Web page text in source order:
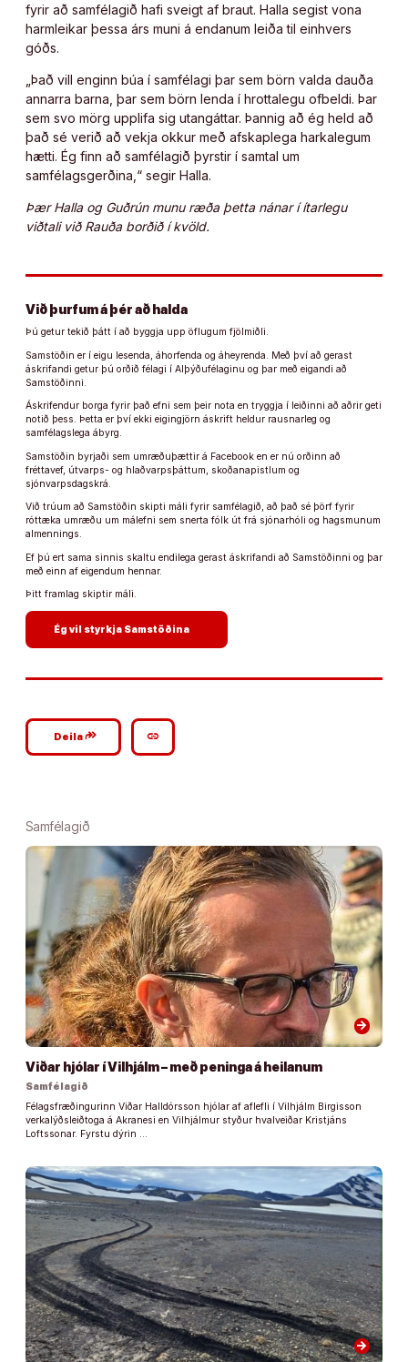
fyrir að samfélagið hafi sveigt af braut. Halla segist vona
harmleikar þessa árs muni á endanum leiða til einhvers
góðs.
„Það vill enginn búa í samfélagi þar sem börn valda dauða
annarra barna, þar sem börn lenda í hrottalegu ofbeldi. Þar
sem svo mörg upplifa sig utangáttar. Þannig að ég held að
það sé verið að vekja okkur með afskaplega harkalegum
hætti. Ég finn að samfélagið þyrstir í samtal um
samfélagsgerðina,“ segir Halla.
Þær Halla og Guðrún munu ræða þetta nánar í ítarlegu
viðtali við Rauða borðið í kvöld.
Við þurfum á þér að halda
Þú getur tekið þátt í að byggja upp öflugum fjölmiðli.
Samstöðin er í eigu lesenda, áhorfenda og áheyrenda. Með því að gerast
áskrifandi getur þú orðið félagi í Alþýðufélaginu og þar með eigandi að
Samstöðinni.
Áskrifendur borga fyrir það efni sem þeir nota en tryggja í leiðinni að aðrir geti
notið þess. Þetta er því ekki eigingjörn áskrift heldur rausnarleg og
samfélagslega ábyrg.
Samstöðin byrjaði sem umræðuþættir á Facebook en er nú orðinn að
fréttavef, útvarps- og hlaðvarpsþáttum, skoðanapistlum og
sjónvarpsdagskrá.
Við trúum að Samstöðin skipti máli fyrir samfélagið, að það sé þörf fyrir
róttæka umræðu um málefni sem snerta fólk út frá sjónarhóli og hagsmunum
almennings.
Ef þú ert sama sinnis skaltu endilega gerast áskrifandi að Samstöðinni og þar
með einn af eigendum hennar.
Þitt framlag skiptir máli.
Ég vil styrkja Samstöðina
Deilagoogle_plus_reshare link
Samfélagið
arrow_forward
Viðar hjólar í Vilhjálm – með peninga á heilanum
Samfélagið
Félagsfræðingurinn Viðar Halldórsson hjólar af aflefli í Vilhjálm Birgisson
verkalýðsleiðtoga á Akranesi en Vilhjálmur styður hvalveiðar Kristjáns
Loftssonar. Fyrstu dýrin …
arrow_forward